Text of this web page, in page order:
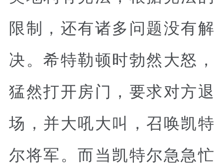
限制，还有诸多问题没有解
决。希特勒顿时勃然大怒，
猛然打开房门，要求对方退
场，并大吼大叫，召唤凯特
尔将军。而当凯特尔急急忙